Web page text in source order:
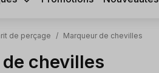
de perçage / Marqueur de chevilles
chevilles